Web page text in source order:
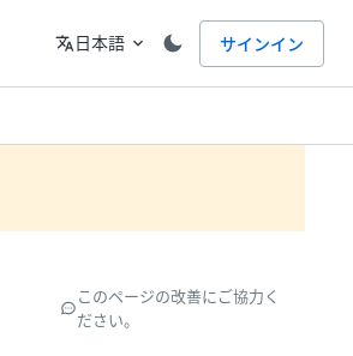
言語
translate日本語 expand_more サインイン
このページの改善にご協力く
ださい。